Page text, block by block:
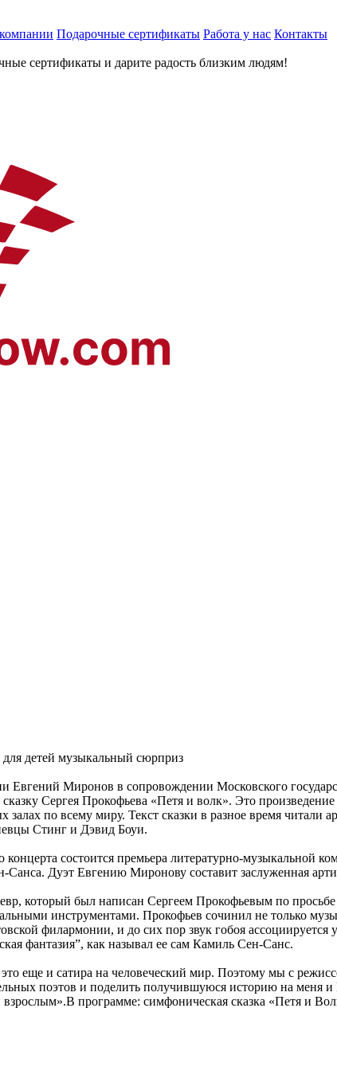
Подарочные сертификаты Работа у нас Контакты
сертификаты и дарите радость близким людям!
детей музыкальный сюрприз
Евгений Миронов в сопровождении Московского
Сергея Прокофьева «Петя и волк». Это
залах по всему миру. Текст сказки в разное время
Стинг и Дэвид Боуи.
концерта состоится премьера литературно-
Дуэт Евгению Миронову составит заслуженная
который был написан Сергеем Прокофьевым по просьбе
инструментами. Прокофьев сочинил не только
филармонии, и до сих пор звук гобоя
фантазия”, как называл ее сам Камиль Сен-Санс.
еще и сатира на человеческий мир. Поэтому мы с
поэтов и поделить получившуюся историю на меня
программе: симфоническая сказка «Петя и